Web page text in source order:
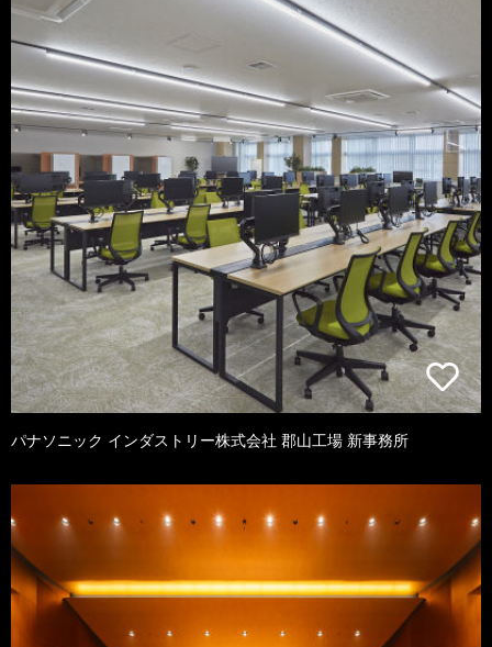
パナソニック インダストリー株式会社 郡山工場 新事務所